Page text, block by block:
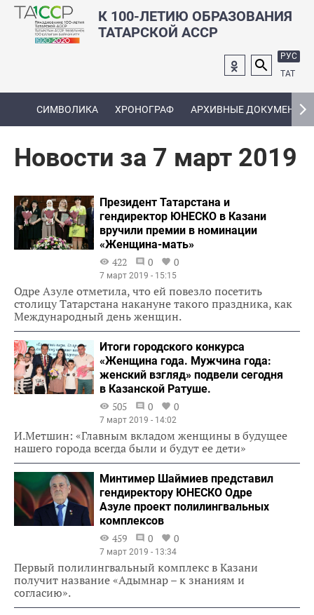
К 100-ЛЕТИЮ ОБРАЗОВАНИЯ
ТАТАРСКОЙ АССР
РУС
ТАТ
СИМВОЛИКА ХРОНОГРАФ АРХИВНЫЕ ДОКУМЕНТЫ
Новости за 7 март 2019
Президент Татарстана и
гендиректор ЮНЕСКО в Казани
вручили премии в номинации
«Женщина-мать»
422
0 0
7 март 2019 - 15:15
Одре Азуле отметила, что ей повезло посетить
столицу Татарстана накануне такого праздника, как
Международный день женщин.
Итоги городского конкурса
«Женщина года. Мужчина года:
женский взгляд» подвели сегодня
в Казанской Ратуше.
505
0 0
7 март 2019 - 14:02
И.Метшин: «Главным вкладом женщины в будущее
нашего города всегда были и будут ее дети»
Минтимер Шаймиев представил
гендиректору ЮНЕСКО Одре
Азуле проект полилингвальных
комплексов
459
0 0
7 март 2019 - 13:34
Первый полилингвальный комплекс в Казани
получит название «Адымнар – к знаниям и
согласию».